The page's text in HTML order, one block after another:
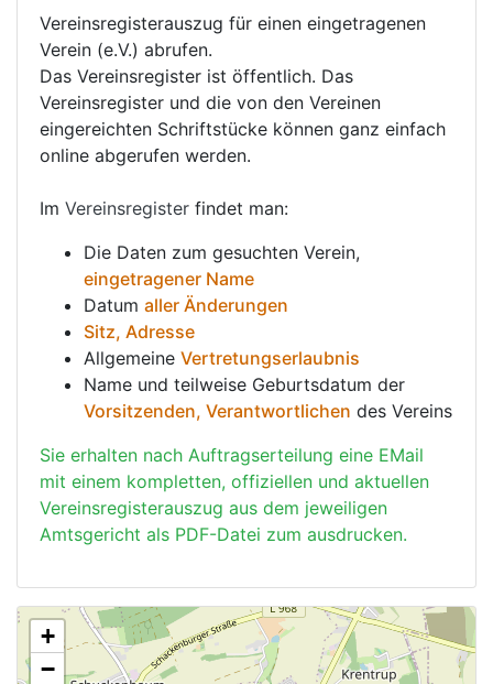
Vereinsregisterauszug für einen eingetragenen
Verein (e.V.) abrufen.
Das Vereinsregister ist öffentlich. Das
Vereinsregister und die von den Vereinen
eingereichten Schriftstücke können ganz einfach
online abgerufen werden.
Im Vereinsregister findet man:
Die Daten zum gesuchten Verein,
eingetragener Name
Datum aller Änderungen
Sitz, Adresse
Allgemeine Vertretungserlaubnis
Name und teilweise Geburtsdatum der
Vorsitzenden, Verantwortlichen des Vereins
Sie erhalten nach Auftragserteilung eine EMail
mit einem kompletten, offiziellen und aktuellen
Vereinsregisterauszug aus dem jeweiligen
Amtsgericht als PDF-Datei zum ausdrucken.
+
−